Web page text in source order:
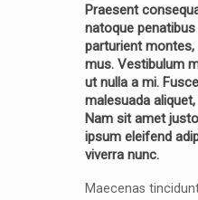
Praesent
natoque
parturient
mus. Vestibulum
ut nulla a mi.
malesuada
Nam sit amet
ipsum eleifend
viverra nunc.
Maecenas